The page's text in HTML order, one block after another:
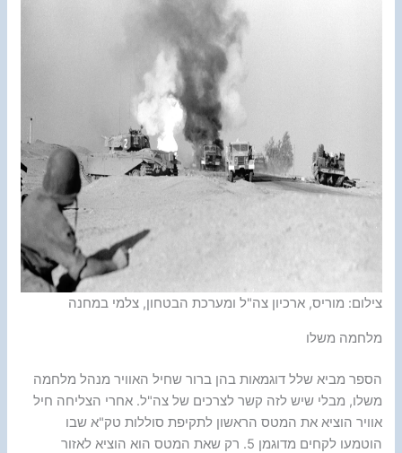
צילום: מוריס, ארכיון צה"ל ומערכת הבטחון, צלמי במחנה
מלחמה משלו
הספר מביא שלל דוגמאות בהן ברור שחיל האוויר מנהל מלחמה
משלו, מבלי שיש לזה קשר לצרכים של צה"ל. אחרי הצליחה חיל
אוויר הוציא את המטס הראשון לתקיפת סוללות טק"א שבו
הוטמעו לקחים מדוגמן 5. רק שאת המטס הוא הוציא לאזור